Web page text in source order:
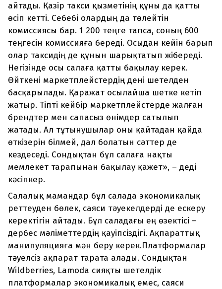
айтады. Қазір такси қызметінің құны да қатты
өсіп кетті. Себебі олардың да төлейтін
комиссиясы бар. 1 200 теңге тапса, соның 600
теңгесін комиссияға береді. Осыдан кейін барып
олар таксидің де құнын шарықтатып жібереді.
Негізінде осы салаға қатты бақылау керек.
Өйткені маркетплейстердің дені шетелден
басқарылады. Қаражат осылайша шетке кетіп
жатыр. Тіпті кейбір маркетплейстерде жалған
брендтер мен сапасыз өнімдер сатылып
жатады. Ал тұтынушылар оны қайтадан қайда
өткізерін білмей, дал болатын сәттер де
кездеседі. Сондықтан бұл салаға нақты
мемлекет тарапынан бақылау қажет», – деді
кәсіпкер.
Салалық мамандар бұл салада экономикалық
реттеуден бөлек, саяси тәуекелдерді де ескеру
керектігін айтады. Бұл саладағы ең өзектісі –
дербес мәліметтердің қауіпсіздігі. Ақпараттық
манипуляцияға мән беру керек.Платформалар
тәуелсіз ақпарат тарата алады. Сондықтан
Wildberries, Lamoda сияқты шетелдік
платформалар экономикалық емес, саяси